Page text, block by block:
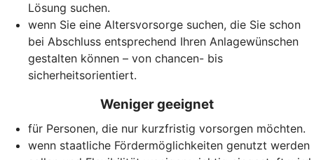
Lösung suchen.
wenn Sie eine Alters­vorsorge suchen, die Sie schon
bei Abschluss entsprechend Ihren Anlagewünschen
gestalten können – von chancen- bis
sicherheitsorientiert.
Weniger geeignet
für Personen, die nur kurzfristig vorsorgen möchten.
wenn staatliche Förder­möglich­keiten genutzt werden